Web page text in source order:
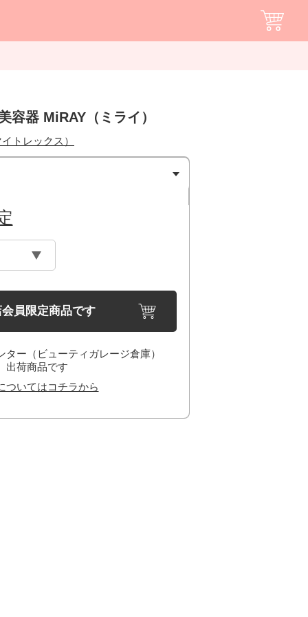
容器 MiRAY（ミライ）
トレックス）
員限定商品です
ー（ビューティガレージ倉庫）
出荷商品です
ついてはコチラから